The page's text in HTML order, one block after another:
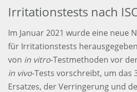
Irritationstests nach
Im Januar 2021 wurde eine neue
für Irritationstests
von in vitro-Testmethoden vor
in vivo-Tests vorschreibt, um das
Ersatzes, der Verringerung und